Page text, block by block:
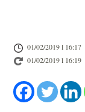
01/02/2019 l 16:17
01/02/2019 l 16:19